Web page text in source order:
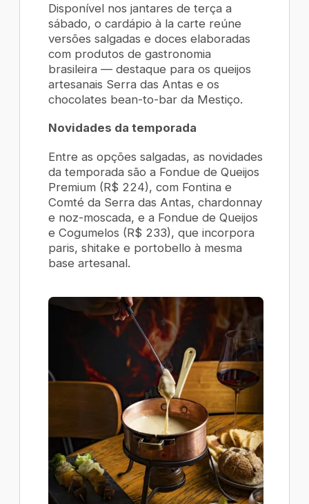
Disponível nos jantares de terça a
sábado, o cardápio à la carte reúne
versões salgadas e doces elaboradas
com produtos de gastronomia
brasileira — destaque para os queijos
artesanais Serra das Antas e os
chocolates bean-to-bar da Mestiço.
Novidades da temporada
Entre as opções salgadas, as novidades
da temporada são a Fondue de Queijos
Premium (R$ 224), com Fontina e
Comté da Serra das Antas, chardonnay
e noz-moscada, e a Fondue de Queijos
e Cogumelos (R$ 233), que incorpora
paris, shitake e portobello à mesma
base artesanal.